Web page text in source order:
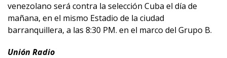
venezolano será contra la selección Cuba el día de
mañana, en el mismo Estadio de la ciudad
barranquillera, a las 8:30 PM. en el marco del Grupo B.
Unión Radio